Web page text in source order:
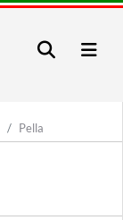
Pella